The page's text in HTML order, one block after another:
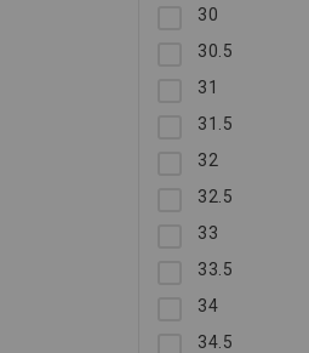
30
30.5
31
31.5
32
32.5
33
33.5
34
34.5